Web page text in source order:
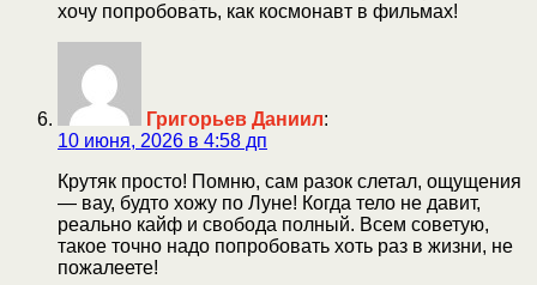
хочу попробовать, как космонавт в фильмах!
Григорьев Даниил:
10 июня, 2026 в 4:58 дп
Крутяк просто! Помню, сам разок слетал, ощущения
— вау, будто хожу по Луне! Когда тело не давит,
реально кайф и свобода полный. Всем советую,
такое точно надо попробовать хоть раз в жизни, не
пожалеете!